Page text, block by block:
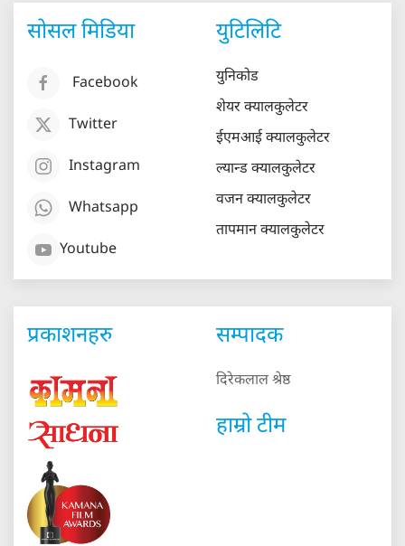
सोसल मिडिया
Facebook
Twitter
Instagram
Whatsapp
Youtube
युटिलिटि
युनिकोड
शेयर क्यालकुलेटर
ईएमआई क्यालकुलेटर
ल्यान्ड क्यालकुलेटर
वजन क्यालकुलेटर
तापमान क्यालकुलेटर
प्रकाशनहरु सम्पादक
दिरेकलाल श्रेष्ठ
हाम्रो टीम